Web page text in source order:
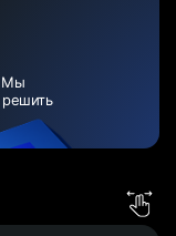
Мы